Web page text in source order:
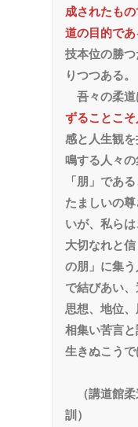
成されたも
道の目的であ
技本位の勝
りつつある。
吾々の柔道
ずることこそ
感と人生観
鳴する人々
「朋」であ
たましいの
いが、私らは
大切なれと
の朋」に集
で結びあい、
思想、地位
相集い苦言と
生きぬこうで
（講道館柔
訓）